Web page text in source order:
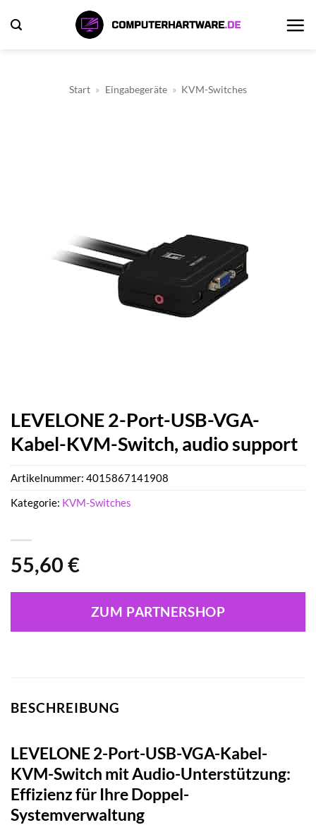
Inhalt
Start » Eingabegeräte » KVM-Switches
LEVELONE 2-Port-USB-VGA-
Kabel-KVM-Switch, audio support
55,60 €
ZUM PARTNERSHOP
Artikelnummer: 4015867141908
Kategorie: KVM-Switches
BESCHREIBUNG
LEVELONE 2-Port-USB-VGA-Kabel-
KVM-Switch mit Audio-Unterstützung:
Effizienz für Ihre Doppel-
Systemverwaltung